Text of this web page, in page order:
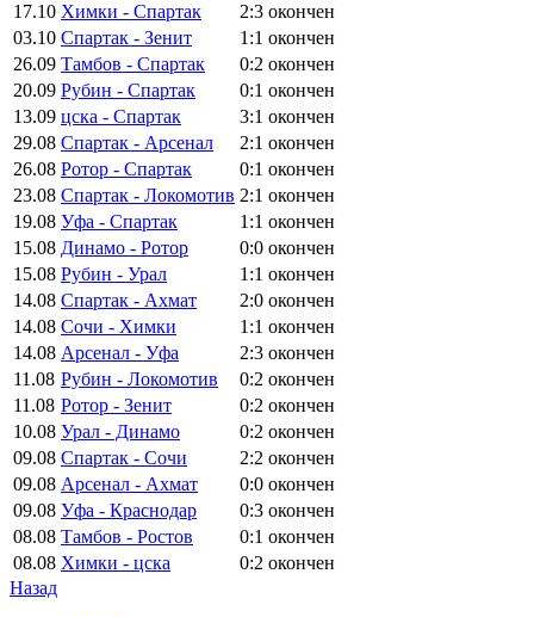
17.10 Химки - Спартак 2:3 окончен
03.10 Спартак - Зенит 1:1 окончен
26.09 Тамбов - Спартак 0:2 окончен
20.09 Рубин - Спартак 0:1 окончен
13.09 цска - Спартак 3:1 окончен
29.08 Спартак - Арсенал 2:1 окончен
26.08 Ротор - Спартак 0:1 окончен
23.08 Спартак - Локомотив 2:1 окончен
19.08 Уфа - Спартак 1:1 окончен
15.08 Динамо - Ротор 0:0 окончен
15.08 Рубин - Урал 1:1 окончен
14.08 Спартак - Ахмат 2:0 окончен
14.08 Сочи - Химки 1:1 окончен
14.08 Арсенал - Уфа 2:3 окончен
11.08 Рубин - Локомотив 0:2 окончен
11.08 Ротор - Зенит 0:2 окончен
10.08 Урал - Динамо 0:2 окончен
09.08 Спартак - Сочи 2:2 окончен
09.08 Арсенал - Ахмат 0:0 окончен
09.08 Уфа - Краснодар 0:3 окончен
08.08 Тамбов - Ростов 0:1 окончен
08.08 Химки - цска 0:2 окончен
Назад